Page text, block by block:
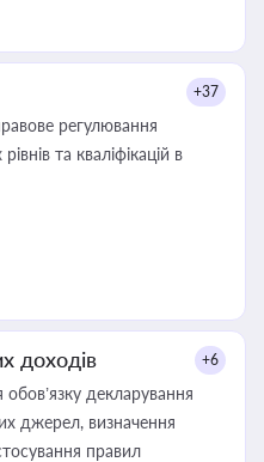
+37
регулювання
та кваліфікацій в
доходів +6
обов’язку декларування
джерел, визначення
правил